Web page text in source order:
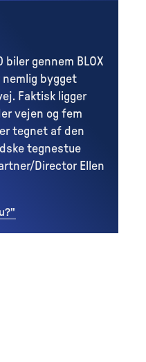
biler gennem BLOX
nemlig bygget
Faktisk ligger
vejen og fem
tegnet af den
tegnestue
Director Ellen